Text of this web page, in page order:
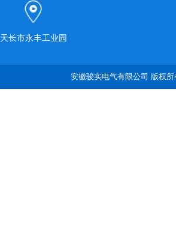
天长市永丰工业园
安徽骏实电气有限公司 版权